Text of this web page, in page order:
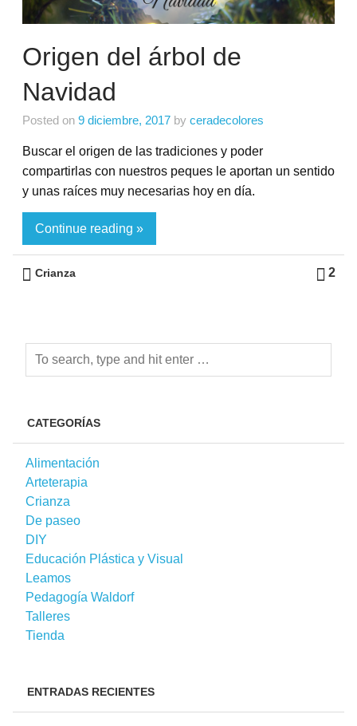
Origen del árbol de
Navidad
Posted on 9 diciembre, 2017 by ceradecolores
Buscar el origen de las tradiciones y poder
compartirlas con nuestros peques le aportan un sentido
y unas raíces muy necesarias hoy en día.
Continue reading »
2
Crianza
CATEGORÍAS
Alimentación
Arteterapia
Crianza
De paseo
DIY
Educación Plástica y Visual
Leamos
Pedagogía Waldorf
Talleres
Tienda
ENTRADAS RECIENTES